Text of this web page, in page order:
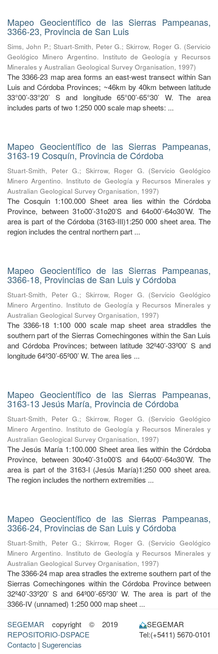
Mapeo Geocientífico de las Sierras Pampeanas,
3366-23, Provincia de San Luis
Sims, John P.; Stuart-Smith, Peter G.;Skirrow, Roger G. (Servicio
Geológico Minero Argentino. Instituto de Geología y Recursos
Minerales y Australian Geological Survey Organisation, 1997)
The 3366-23 map area forms an east-west transect within San
Luis and Córdoba Provinces; ~46km by 40km between latitude
33°00’-33°20’ S and longitude 65°00’-65°30’ W. The area
includes parts of two 1:250 000 scale map sheets: ...
Mapeo Geocientífico de las Sierras Pampeanas,
3163-19 Cosquín, Provincia de Córdoba
Stuart-Smith, Peter G.; Skirrow, Roger G. (Servicio Geológico
Minero Argentino. Instituto de Geología y Recursos Minerales y
Australian Geological Survey Organisation, 1997)
The Cosquin 1:100.000 Sheet area lies within the Córdoba
Province, between 31o00’-31o20’S and 64o00’-64o30’W. The
area is part of the Córdoba (3163-III)1:250 000 sheet area. The
region includes the central northern part ...
Mapeo Geocientífico de las Sierras Pampeanas,
3366-18, Provincias de San Luis y Córdoba
Stuart-Smith, Peter G.; Skirrow, Roger G. (Servicio Geológico
Minero Argentino. Instituto de Geología y Recursos Minerales y
Australian Geological Survey Organisation, 1997)
The 3366-18 1:100 000 scale map sheet area straddles the
southern part of the Sierras Comechingones within the San Luis
and Córdoba Provinces; between latitude 32º40’-33º00’ S and
longitude 64º30’-65º00’ W. The area lies ...
Mapeo Geocientífico de las Sierras Pampeanas,
3163-13 Jesús María, Provincia de Córdoba
Stuart-Smith, Peter G.; Skirrow, Roger G. (Servicio Geológico
Minero Argentino. Instituto de Geología y Recursos Minerales y
Australian Geological Survey Organisation, 1997)
The Jesús María 1:100.000 Sheet area lies within the Córdoba
Province, between 30o40’-31o00’S and 64o00’-64o30’W. The
area is part of the 3163-I (Jesús María)1:250 000 sheet area.
The region includes the northern extremities ...
Mapeo Geocientífico de las Sierras Pampeanas,
3366-24, Provincias de San Luis y Córdoba
Stuart-Smith, Peter G.; Skirrow, Roger G. (Servicio Geológico
Minero Argentino. Instituto de Geología y Recursos Minerales y
Australian Geological Survey Organisation, 1997)
The 3366-24 map area stradles the extreme southern part of the
Sierras Comechingones within the Córdoba Province between
32º40’-33º20’ S and 64º00’-65º30’ W. The area is part of the
3366-IV (unnamed) 1:250 000 map sheet ...
SEGEMAR copyright © 2019
REPOSITORIO-DSPACE
Contacto | Sugerencias
SEGEMAR
Tel:(+5411) 5670-0101